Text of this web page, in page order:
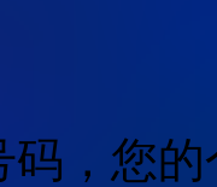
码，您